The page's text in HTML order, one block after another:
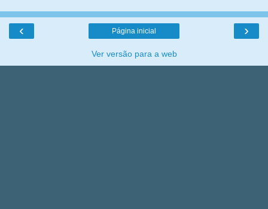
‹ ›
Página inicial
Ver versão para a web